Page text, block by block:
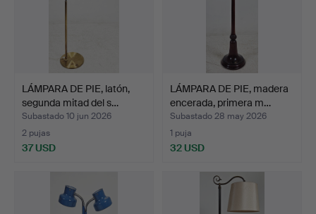
LÁMPARA DE PIE, latón,
segunda mitad del s…
Subastado 10 jun 2026
2 pujas
37 USD
LÁMPARA DE PIE, madera
encerada, primera m…
Subastado 28 may 2026
1 puja
32 USD